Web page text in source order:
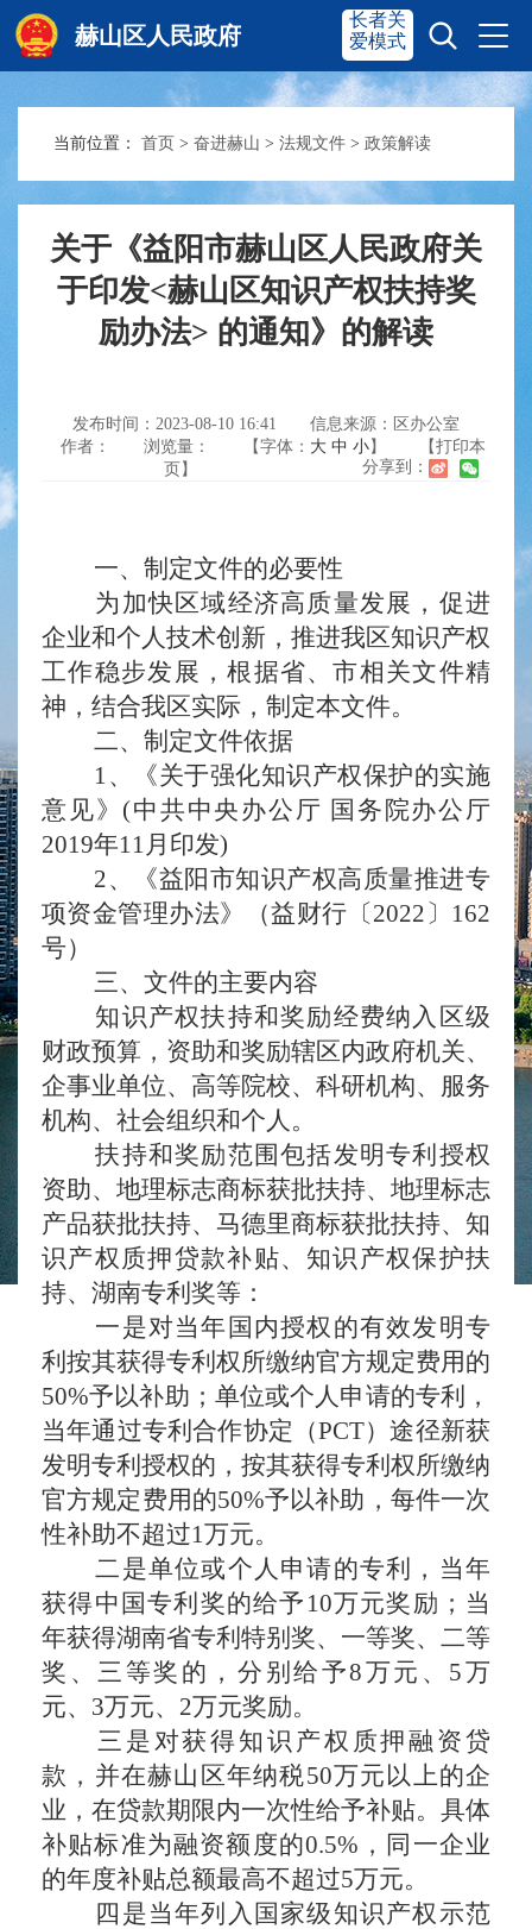
赫山区人民政府
赫山首页 奋进赫山
政务要闻 多彩资湘
信息公开 政务服务
互动交流
长者关
爱模式
当前位置： 首页 > 奋进赫山 > 法规文件 > 政策解读
关于《益阳市赫山区人民政府关
于印发<赫山区知识产权扶持奖
励办法> 的通知》的解读
发布时间：2023-08-10 16:41
信息来源：区办公室
作者：
浏览量： 【字体： 大 中 小】
【打印本
页】
分享到：
一、制定文件的必要性
为加快区域经济高质量发展，促进
企业和个人技术创新，推进我区知识产权
工作稳步发展，根据省、市相关文件精
神，结合我区实际，制定本文件。
二、制定文件依据
1、《关于强化知识产权保护的实施
意见》(中共中央办公厅 国务院办公厅
2019年11月印发)
2、《益阳市知识产权高质量推进专
项资金管理办法》（益财行〔2022〕162
号）
三、文件的主要内容
知识产权扶持和奖励经费纳入区级
财政预算，资助和奖励辖区内政府机关、
企事业单位、高等院校、科研机构、服务
机构、社会组织和个人。
扶持和奖励范围包括发明专利授权
资助、地理标志商标获批扶持、地理标志
产品获批扶持、马德里商标获批扶持、知
识产权质押贷款补贴、知识产权保护扶
持、湖南专利奖等：
一是对当年国内授权的有效发明专
利按其获得专利权所缴纳官方规定费用的
50%予以补助；单位或个人申请的专利，
当年通过专利合作协定（PCT）途径新获
发明专利授权的，按其获得专利权所缴纳
官方规定费用的50%予以补助，每件一次
性补助不超过1万元。
二是单位或个人申请的专利，当年
获得中国专利奖的给予10万元奖励；当
年获得湖南省专利特别奖、一等奖、二等
奖、三等奖的，分别给予8万元、5万
元、3万元、2万元奖励。
三是对获得知识产权质押融资贷
款，并在赫山区年纳税50万元以上的企
业，在贷款期限内一次性给予补贴。具体
补贴标准为融资额度的0.5%，同一企业
的年度补贴总额最高不超过5万元。
四是当年列入国家级知识产权示范